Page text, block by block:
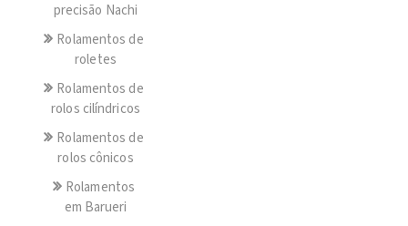
precisão Nachi
Rolamentos de
roletes
Rolamentos de
rolos cilíndricos
Rolamentos de
rolos cônicos
Rolamentos
em Barueri